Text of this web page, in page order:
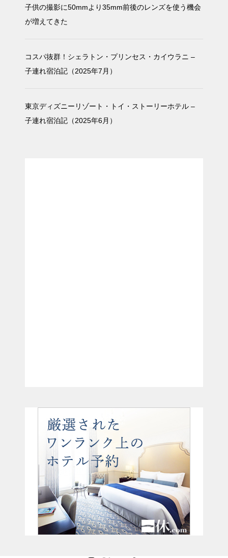
子供の撮影に50mmより35mm前後のレンズを使う機会
が増えてきた
コスパ抜群！シェラトン・プリンセス・カイウラニ –
子連れ宿泊記（2025年7月）
東京ディズニーリゾート・トイ・ストーリーホテル –
子連れ宿泊記（2025年6月）